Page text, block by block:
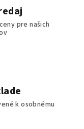
pre našich
k osobnému